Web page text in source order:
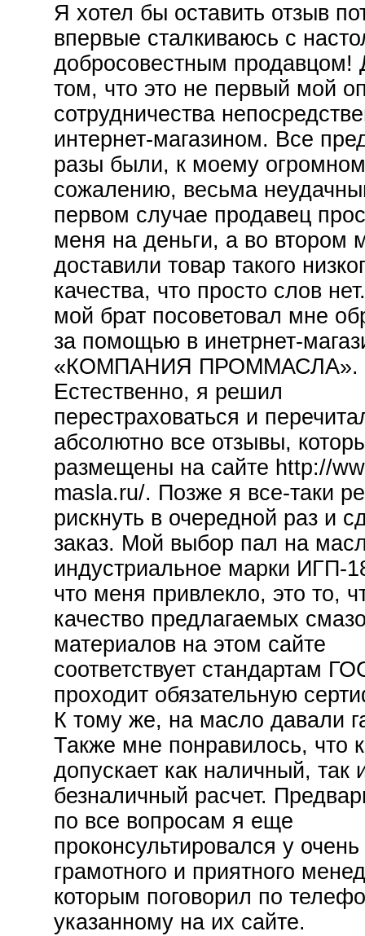
Я хотел бы оставить отзыв
впервые сталкиваюсь с
добросовестным продавцом!
том, что это не первый мой
сотрудничества
интернет-магазином. Все
разы были, к моему
сожалению, весьма
первом случае продавец
меня на деньги, а во втором
доставили товар такого
качества, что просто слов
мой брат посоветовал мне
за помощью в инетрнет-
«КОМПАНИЯ ПРОММАСЛА».
Естественно, я решил
перестраховаться и
абсолютно все отзывы,
размещены на сайте http://
masla.ru/. Позже я все-таки
рискнуть в очередной раз и
заказ. Мой выбор пал на
индустриальное марки ИГП-
что меня привлекло, это то,
качество предлагаемых
материалов на этом сайте
соответствует стандартам
проходит обязательную
К тому же, на масло давали
Также мне понравилось, что
допускает как наличный, так
безналичный расчет.
по все вопросам я еще
проконсультировался у очень
грамотного и приятного
которым поговорил по
указанному на их сайте.